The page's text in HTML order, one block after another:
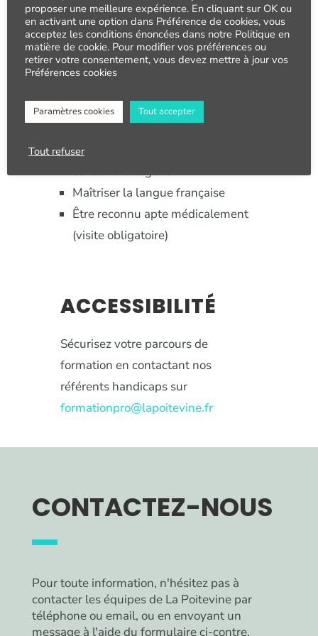
Être en possession du permis de
conduire catégorie B
Maîtriser la langue française
Être reconnu apte médicalement
(visite obligatoire)
ACCESSIBILITÉ
Sécurisez votre parcours de
formation en contactant nos
référents handicaps sur
formationpro@lapoitevine.fr
CONTACTEZ-NOUS
Pour toute information, n'hésitez pas à
contacter les équipes de La Poitevine par
téléphone ou email, ou en envoyant un
message à l'aide du formulaire ci-contre.
proposer une meilleure expérience. En cliquant sur OK ou
en activant une option dans Préférence de cookies, vous
acceptez les conditions énoncées dans notre Politique en
matière de cookie. Pour modifier vos préférences ou
retirer votre consentement, vous devez mettre à jour vos
Préférences cookies
Paramètres cookies Tout accepter
Tout refuser